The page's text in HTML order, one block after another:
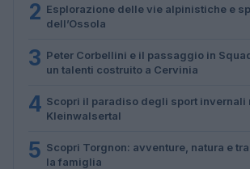
2 Esplorazione delle vie alpinistiche e
dell’Ossola
3 Peter Corbellini e il passaggio in
un talenti costruito a Cervinia
4 Scopri il paradiso degli sport invernali
Kleinwalsertal
5 Scopri Torgnon: avventure, natura e
la famiglia